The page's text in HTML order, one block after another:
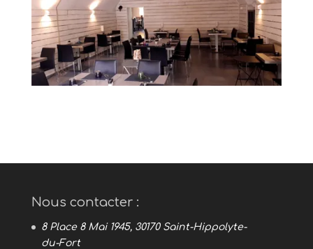
Nous contacter :
8 Place 8 Mai 1945, 30170 Saint-Hippolyte-
du-Fort